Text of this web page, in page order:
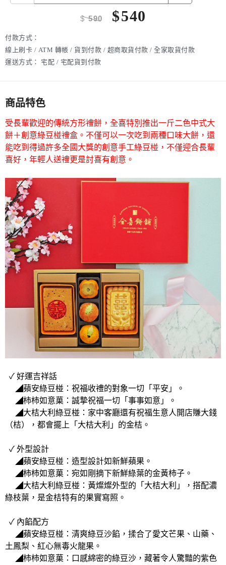
$590 $540
付款方式：
線上刷卡 / ATM 轉帳 / 貨到付款 / 超商取貨付款 / 全家取貨付款
運送方式：
宅配 / 宅配貨到付款
商品特色
受長輩歡迎的傳統方形禮餅，全喜特別推出一斤二色中式大
餅＋創意綠豆椪禮盒。不僅可以一次吃到兩種口味大餅，還
能吃到得過許多全國大獎的創意手工綠豆椪，不僅迎合長輩
喜好，年輕人送禮更是討喜有創意。
✓ 好運吉祥話
◢蘋安綠豆椪：祝福收禮的對象一切「平安」。
◢柿柿如意菓：誠摯祝福一切「事事如意」。
◢大桔大利綠豆椪：家中客廳還有祝福生意人開店賺大錢
（桔），都會擺上「大桔大利」的金桔。
✓ 外型設計
◢蘋安綠豆椪：造型設計如新鮮蘋果。
◢柿柿如意菓：宛如剛摘下新鮮綠葉的金黃柿子。
◢大桔大利綠豆椪：黃燦燦外型的「大桔大利」，搭配濃
綠枝葉，是金桔特有的果實寫照。
✓ 內餡配方
◢蘋安綠豆椪：清爽綠豆沙餡，揉合了愛文芒果、山藥、
土鳳梨、紅心無毒火龍果。
◢柿柿如意菓：口感綿密的綠豆沙，藏著令人驚豔的紫色